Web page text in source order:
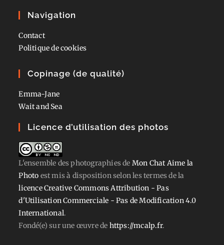
Navigation
Contact
Politique de cookies
Copinage (de qualité)
Emma-Jane
Wait and Sea
Licence d’utilisation des photos
L'ensemble des photographiesde Mon Chat Aime la
Photo est mis à disposition selon les termes de la
licence Creative Commons Attribution - Pas
d'Utilisation Commerciale - Pas de Modification 4.0
International.
Fondé(e) sur une œuvre de https://mcalp.fr.